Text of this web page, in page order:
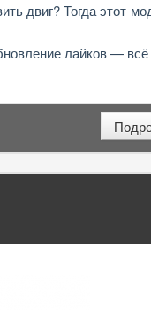
двиг? Тогда этот
лайков — всё